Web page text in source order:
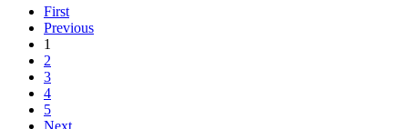
First
Previous
1
2
3
4
5